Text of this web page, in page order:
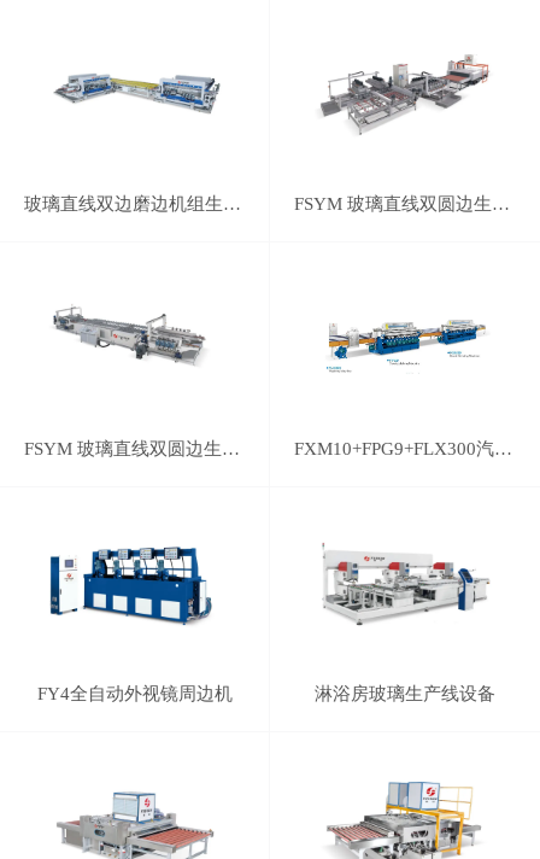
玻璃直线双边磨边机组生产线 FSYM 玻璃直线双圆边生产线
FSYM 玻璃直线双圆边生产线 FXM10+FPG9+FLX300汽车后视镜磨边线
FY4全自动外视镜周边机 淋浴房玻璃生产线设备